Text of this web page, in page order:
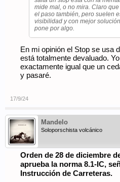
mide mal, o no mira. Claro
el paso también, pero suelen
visibilidad y con mejor
pone por algo.
En mi opinión el Stop se usa
está totalmente devaluado.
exactamente igual que un
y pasaré.
17/9/24
Mandelo
Soloporschista volcánico
Orden de 28 de diciembre
aprueba la norma 8.1-IC,
Instrucción de Carreteras.